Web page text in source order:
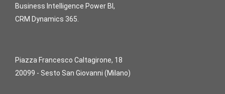
Business Intelligence Power BI,
CRM Dynamics 365.
Piazza Francesco Caltagirone, 18
20099 - Sesto San Giovanni (Milano)